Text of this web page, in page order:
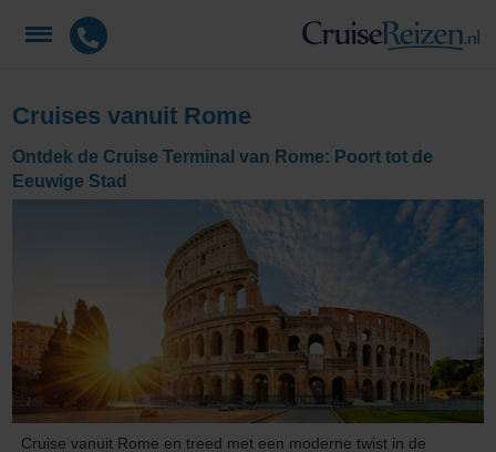
Cruises vanuit Rome
Ontdek de Cruise Terminal van Rome: Poort tot de
Eeuwige Stad
Cruise vanuit Rome en treed met een moderne twist in de